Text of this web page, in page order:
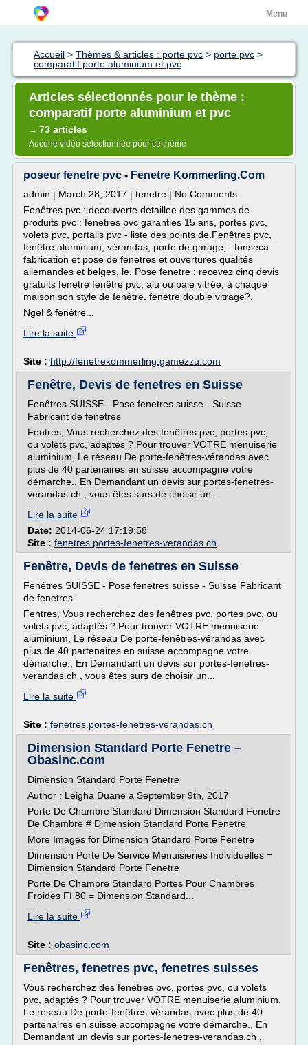
Menu
Accueil > Thèmes & articles : porte pvc > porte pvc >
comparatif porte aluminium et pvc
Articles sélectionnés pour le thème :
comparatif porte aluminium et pvc
→ 73 articles
Aucune vidéo sélectionnée pour ce thème
poseur fenetre pvc - Fenetre Kommerling.Com
admin | March 28, 2017 | fenetre | No Comments
Fenêtres pvc : decouverte detaillee des gammes de
produits pvc : fenetres pvc garanties 15 ans, portes pvc,
volets pvc, portails pvc - liste des points de.Fenêtres pvc,
fenêtre aluminium, vérandas, porte de garage, : fonseca
fabrication et pose de fenetres et ouvertures qualités
allemandes et belges, le. Pose fenetre : recevez cinq devis
gratuits fenetre fenêtre pvc, alu ou baie vitrée, à chaque
maison son style de fenêtre. fenetre double vitrage?.
Ngel & fenêtre...
Lire la suite
Site : http://fenetrekommerling.gamezzu.com
Fenêtre, Devis de fenetres en Suisse
Fenêtres SUISSE - Pose fenetres suisse - Suisse
Fabricant de fenetres
Fentres, Vous recherchez des fenêtres pvc, portes pvc,
ou volets pvc, adaptés ? Pour trouver VOTRE menuiserie
aluminium, Le réseau De porte-fenêtres-vérandas avec
plus de 40 partenaires en suisse accompagne votre
démarche., En Demandant un devis sur portes-fenetres-
verandas.ch , vous êtes surs de choisir un...
Lire la suite
Date: 2014-06-24 17:19:58
Site : fenetres.portes-fenetres-verandas.ch
Fenêtre, Devis de fenetres en Suisse
Fenêtres SUISSE - Pose fenetres suisse - Suisse Fabricant
de fenetres
Fentres, Vous recherchez des fenêtres pvc, portes pvc, ou
volets pvc, adaptés ? Pour trouver VOTRE menuiserie
aluminium, Le réseau De porte-fenêtres-vérandas avec
plus de 40 partenaires en suisse accompagne votre
démarche., En Demandant un devis sur portes-fenetres-
verandas.ch , vous êtes surs de choisir un...
Lire la suite
Site : fenetres.portes-fenetres-verandas.ch
Dimension Standard Porte Fenetre –
Obasinc.com
Dimension Standard Porte Fenetre
Author : Leigha Duane a September 9th, 2017
Porte De Chambre Standard Dimension Standard Fenetre
De Chambre # Dimension Standard Porte Fenetre
More Images for Dimension Standard Porte Fenetre
Dimension Porte De Service Menuisieries Individuelles =
Dimension Standard Porte Fenetre
Porte De Chambre Standard Portes Pour Chambres
Froides FI 80 = Dimension Standard...
Lire la suite
Site : obasinc.com
Fenêtres, fenetres pvc, fenetres suisses
Vous recherchez des fenêtres pvc, portes pvc, ou volets
pvc, adaptés ? Pour trouver VOTRE menuiserie aluminium,
Le réseau De porte-fenêtres-vérandas avec plus de 40
partenaires en suisse accompagne votre démarche., En
Demandant un devis sur portes-fenetres-verandas.ch ,